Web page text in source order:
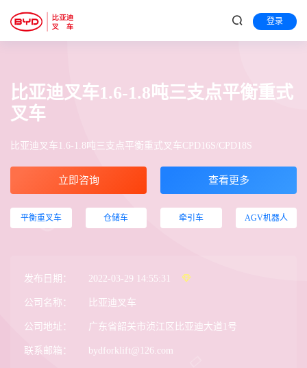
登录
比亚迪叉车1.6-1.8吨三支点平衡重式
叉车
比亚迪叉车1.6-1.8吨三支点平衡重式叉车CPD16S/CPD18S
立即咨询 查看更多
平衡重叉车 仓储车 牵引车 AGV机器人
发布日期： 2022-03-29 14:55:31
公司名称： 比亚迪叉车
公司地址： 广东省韶关市浈江区比亚迪大道1号
联系邮箱： bydforklift@126.com